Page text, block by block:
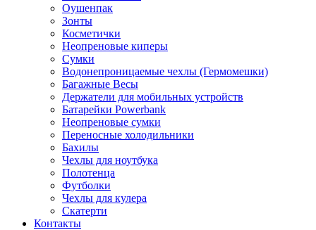
Оушенпак
Зонты
Косметички
Неопреновые киперы
Сумки
Водонепроницаемые чехлы (Гермомешки)
Багажные Весы
Держатели для мобильных устройств
Батарейки Powerbank
Неопреновые сумки
Переносные холодильники
Бахилы
Чехлы для ноутбука
Полотенца
Футболки
Чехлы для кулера
Скатерти
Контакты